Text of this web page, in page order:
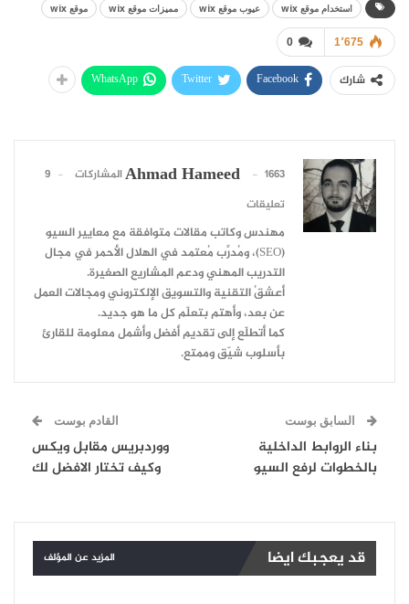
استخدام موقع wix عيوب موقع wix مميزات موقع wix موقع wix
0 1٬675
شارك Facebook
Twitter
WhatsApp
Ahmad Hameed 1663 المشاركات
9
تعليقات
مهندس وكاتب مقالات متوافقة مع معايير السيو
(SEO)، ومُدرِّب مُعتمد في الهلال الأحمر في مجال
التدريب المهني ودعم المشاريع الصغيرة.
أعشقُ التقنية والتسويق الإلكتروني ومجالات العمل
عن بعد، وأهتم بتعلّم كل ما هو جديد.
كما أتطلّع إلى تقديم أفضل وأشمل معلومة للقارئ
بأسلوب شيّق وممتع.
السابق بوست
بناء الروابط الداخلية
بالخطوات لرفع السيو
القادم بوست
ووردبريس مقابل ويكس
وكيف تختار الافضل لك
قد يعجبك ايضا المزيد عن المؤلف